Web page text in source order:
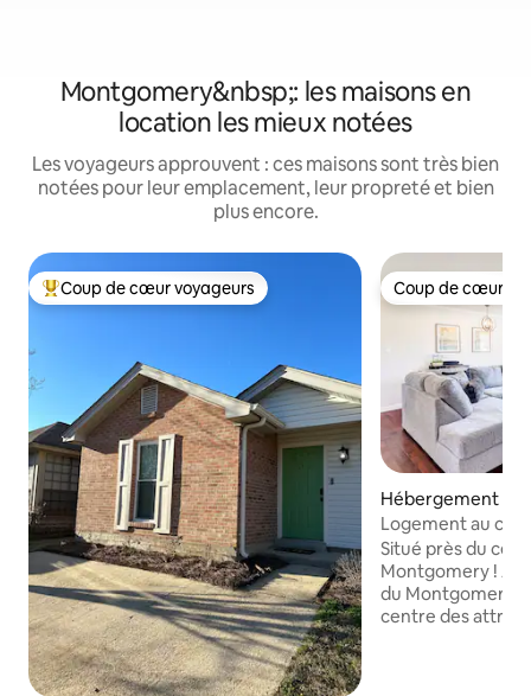
Montgomery&nbsp;: les maisons en
location les mieux notées
Les voyageurs approuvent : ces maisons sont très bien
notées pour leur emplacement, leur propreté et bien
plus encore.
Coups de cœur voyageurs les plus appréciés
Coup de cœur voyageurs Coup de cœur
Coup de cœur
Hébergement ⋅
y
Logement au
Situé près du
Montgomery ! À
du Montgomery
centre des